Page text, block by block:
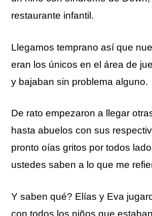
restaurante infantil.
Llegamos temprano así que
eran los únicos en el área de
y bajaban sin problema alguno.
De rato empezaron a llegar
hasta abuelos con sus
pronto oías gritos por todos
ustedes saben a lo que me
Y saben qué? Elías y Eva
con todos los niños que